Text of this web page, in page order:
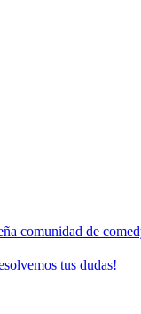
comunidad de
tus dudas!